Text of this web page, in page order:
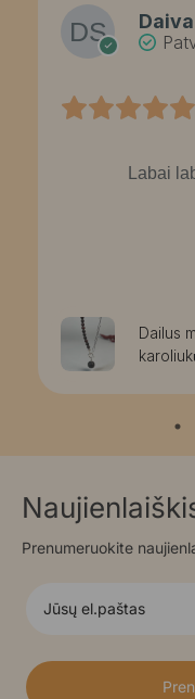
Labai
Dailus
Prenumeruokite